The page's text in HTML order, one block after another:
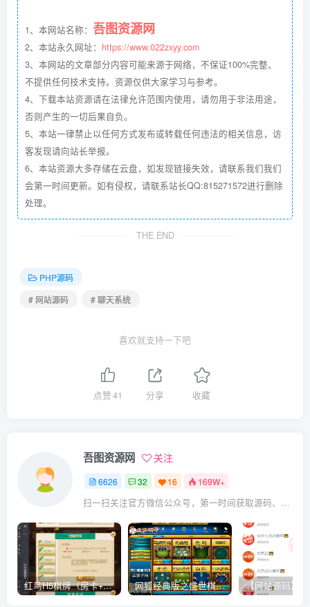
1、本网站名称： 吾图资源网
2、本站永久网址： https://www.022zxyy.com
3、本网站的文章部分内容可能来源于网络，不保证100%完整、
不提供任何技术支持。资源仅供大家学习与参考。
4、下载本站资源请在法律允许范围内使用，请勿用于非法用途，
否则产生的一切后果自负。
5、本站一律禁止以任何方式发布或转载任何违法的相关信息，访
客发现请向站长举报。
6、本站资源大多存储在云盘，如发现链接失效，请联系我们我们
会第一时间更新。如有侵权，请联系站长QQ:815271572进行删除
处理。
THE END
PHP源码
# 网站源码
# 聊天系统
喜欢就支持一下吧
点赞41 分享 收藏
吾图资源网 关注
6626 32 16 169W+
扫一扫关注官方微信公众号，第一时间获取源码、网赚项目资源教程，自媒体等知识干货，让互联网创业赚钱更简单。
红鸟H5棋牌（房卡+金币）全套双模式游戏源码 网狐经典版之盛世棋牌完整游戏源码（包含文档、架设教程、网站、源代码等）